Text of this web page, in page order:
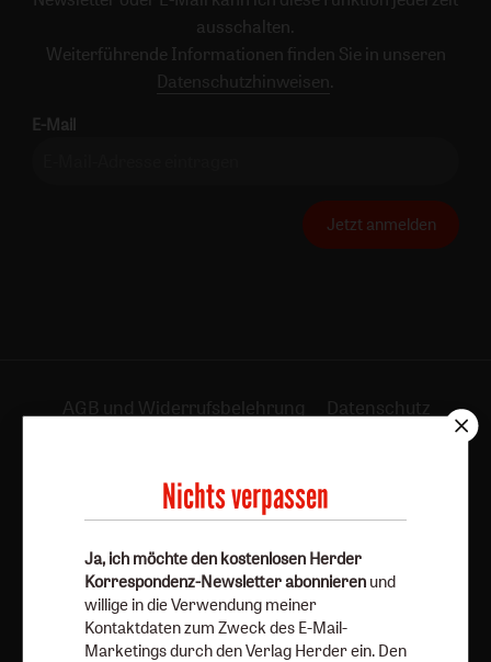
ausschalten.
Weiterführende Informationen finden Sie in unseren
Datenschutzhinweisen .
E-Mail
Jetzt anmelden
AGB und Widerrufsbelehrung
Datenschutz
Vertrag widerrufen Abo online kündigen
Nichts verpassen
Ja, ich möchte den kostenlosen Herder
Korrespondenz-Newsletter abonnieren und
willige in die Verwendung meiner
Kontaktdaten zum Zweck des E-Mail-
Marketings durch den Verlag Herder ein. Den